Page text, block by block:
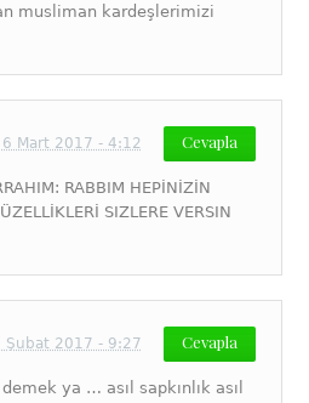
musliman kardeşlerimizi
Cevapla
6 Mart 2017 - 4:12
RABBIM HEPİNİZİN
SIZLERE VERSIN
Cevapla
Şubat 2017 - 9:27
ya … asıl sapkınlık asıl